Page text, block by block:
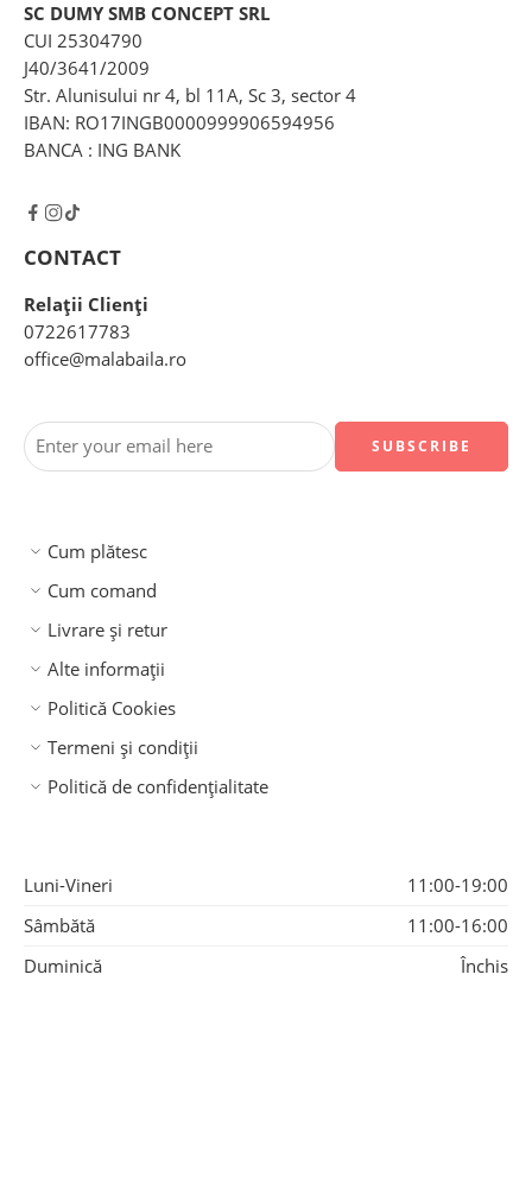
SC DUMY SMB CONCEPT SRL
CUI 25304790
J40/3641/2009
Str. Alunisului nr 4, bl 11A, Sc 3, sector 4
IBAN: RO17INGB0000999906594956
BANCA : ING BANK
CONTACT
Relații Clienți
0722617783
office@malabaila.ro
Cum plătesc
Cum comand
Livrare și retur
Alte informații
Politică Cookies
Termeni și condiții
Politică de confidențialitate
Luni-Vineri
11:00-19:00
Sâmbătă
11:00-16:00
Duminică
Închis